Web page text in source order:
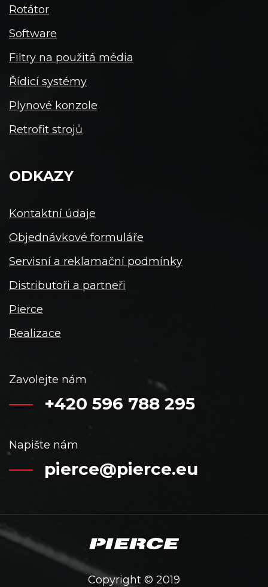
Rotátor
Software
Filtry na použitá média
Řídicí systémy
Plynové konzole
Retrofit strojů
ODKAZY
Kontaktní údaje
Objednávkové formuláře
Servisní a reklamační podmínky
Distributoři a partneři
Pierce
Realizace
Zavolejte nám
+420 596 788 295
Napište nám
pierce@pierce.eu
Copyright © 2019